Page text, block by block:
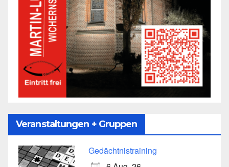
Veranstaltungen + Gruppen
Gedächtnistraining